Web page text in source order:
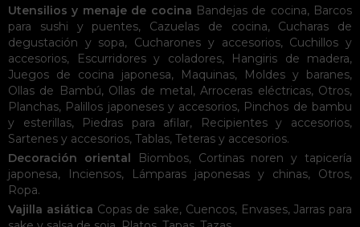
Utensilios y menaje de cocina Bandejas de cocina, Barcos
para sushi y puentes, Cazuelas de cocina, Cucharas de
degustación y sopa, Cucharones y accesorios, Cuchillos y
accesorios, Escurridores y coladores, Hangiris de madera,
Juegos de cocina japonesa, Maquinas, Moldes y baranes,
Ollas de Bambú, Ollas de metal,Arroceras eléctricas, Otros,
Planchas, Palillos japoneses y accesorios, Pinchos de bambu
y esterillas, Piedras para afilar, Recipientes y accesorios,
Sartenes y accesorios, Tablas, Teteras y accesorios.
Decoración oriental
Biombos, Cortinas noren y tapicería
japonesa, Inciensos, Lámparas japonesas y chinas, Otros,
Ropa.
Vajilla asiática Copas de sake, Cuencos, Envases,Jarras para